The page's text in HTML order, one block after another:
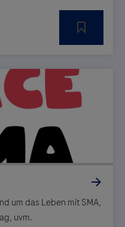
um das Leben mit SMA,
uvm.